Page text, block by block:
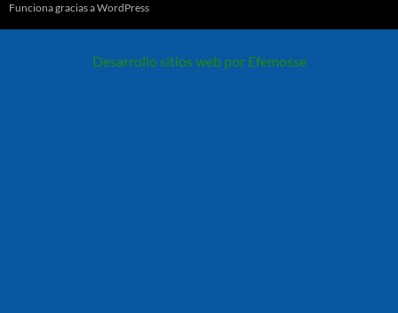
Funciona gracias a WordPress
Desarrollo sitios web por Efemosse